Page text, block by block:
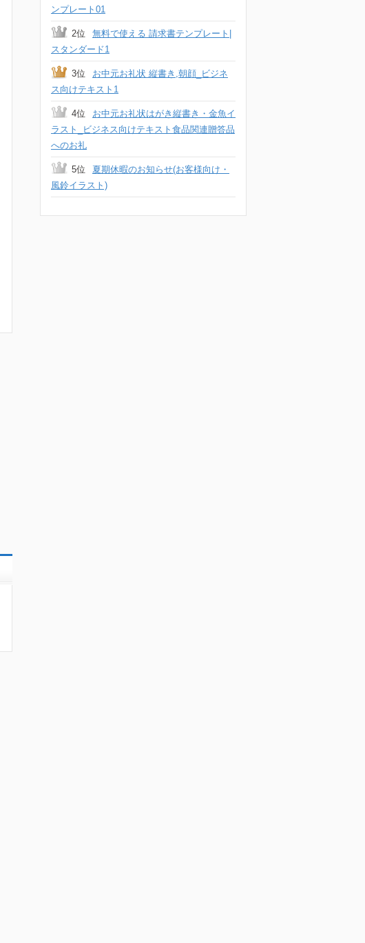
ンプレート01
2位
無料で使える 請求書テンプレート|
スタンダード1
3位
お中元お礼状 縦書き,朝顔_ビジネ
ス向けテキスト1
4位
お中元お礼状はがき縦書き・金魚イ
ラスト_ビジネス向けテキスト食品関連贈答品
へのお礼
5位
夏期休暇のお知らせ(お客様向け・
風鈴イラスト)